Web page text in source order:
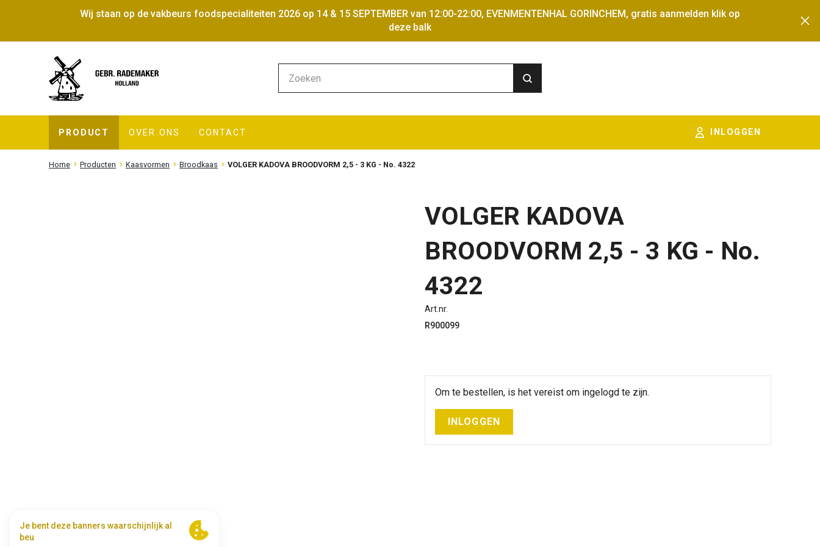
Wij staan op de vakbeurs foodspecialiteiten 2026 op 14 & 15 SEPTEMBER van 12:00-22:00, EVENMENTENHAL GORINCHEM, gratis aanmelden klik op
deze balk
PRODUCT OVER ONS CONTACT INLOGGEN
Home Producten Kaasvormen Broodkaas VOLGER KADOVA BROODVORM 2,5 - 3 KG - No. 4322
VOLGER KADOVA
BROODVORM 2,5 - 3 KG - No.
4322
Art.nr.
R900099
Om te bestellen, is het vereist om ingelogd te zijn.
INLOGGEN